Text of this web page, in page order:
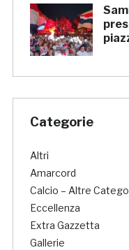
Categorie
Altri
Amarcord
Calcio – Altre
Eccellenza
Extra Gazzetta
Gallerie